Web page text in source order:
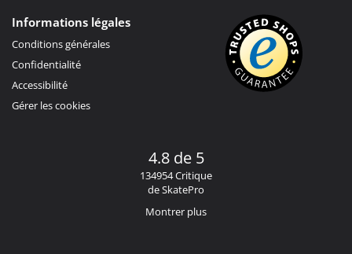
Informations légales
Conditions générales
Confidentialité
Accessibilité
Gérer les cookies
4.8 de 5
134954 Critique
de SkatePro
Montrer plus